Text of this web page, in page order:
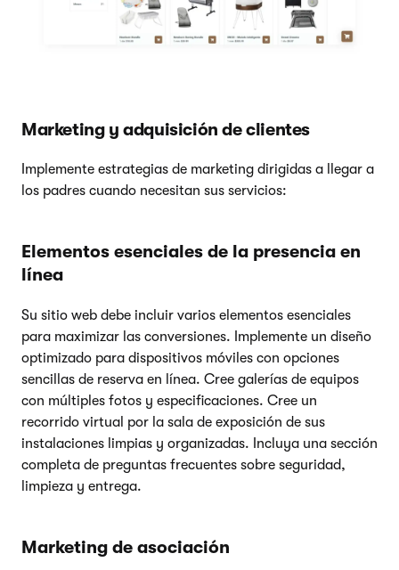
Marketing y adquisición de clientes
Implemente estrategias de marketing dirigidas a llegar a
los padres cuando necesitan sus servicios:
Elementos esenciales de la presencia en
línea
Su sitio web debe incluir varios elementos esenciales
para maximizar las conversiones. Implemente un diseño
optimizado para dispositivos móviles con opciones
sencillas de reserva en línea. Cree galerías de equipos
con múltiples fotos y especificaciones. Cree un
recorrido virtual por la sala de exposición de sus
instalaciones limpias y organizadas. Incluya una sección
completa de preguntas frecuentes sobre seguridad,
limpieza y entrega.
Marketing de asociación